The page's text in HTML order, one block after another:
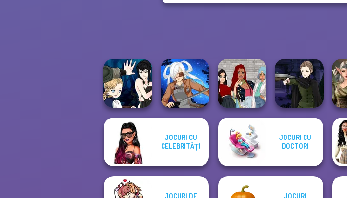
Manga Creator
Vampire Hunter
P...
SNK Cosplayer
The Fly Squad:
#squadgoals
Manga Creator
Vampire Hunter
P...
JOCURI CU
CELEBRITĂȚI
JOCURI CU
DOCTORI
JOCURI DE
JOCURI